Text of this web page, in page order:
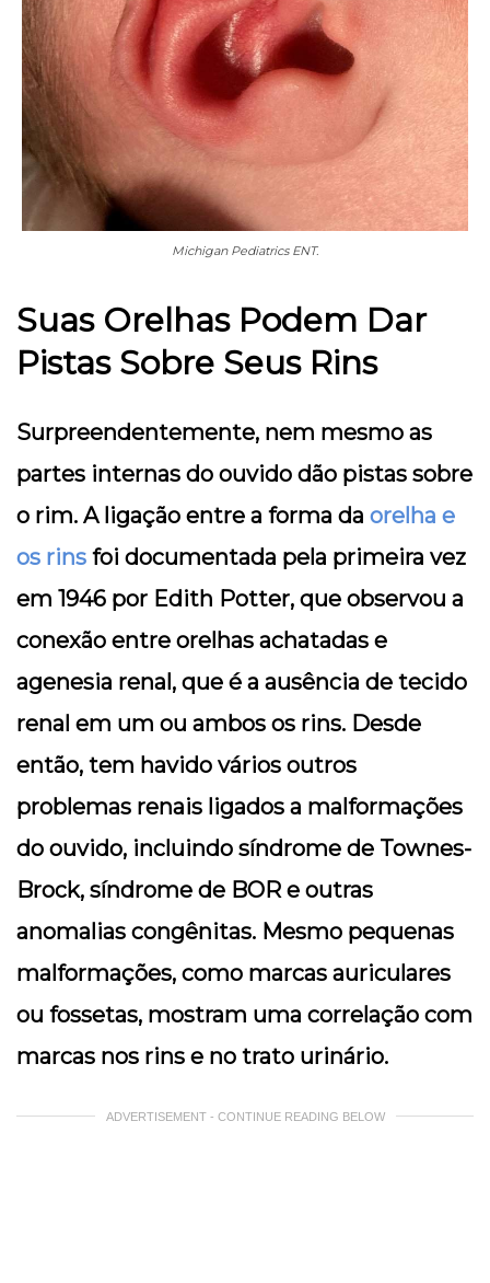
Michigan Pediatrics ENT.
Suas Orelhas Podem Dar
Pistas Sobre Seus Rins
Surpreendentemente, nem mesmo as
partes internas do ouvido dão pistas sobre
o rim. A ligação entre a forma da orelha e
os rins foi documentada pela primeira vez
em 1946 por Edith Potter, que observou a
conexão entre orelhas achatadas e
agenesia renal, que é a ausência de tecido
renal em um ou ambos os rins. Desde
então, tem havido vários outros
problemas renais ligados a malformações
do ouvido, incluindo síndrome de Townes-
Brock, síndrome de BOR e outras
anomalias congênitas. Mesmo pequenas
malformações, como marcas auriculares
ou fossetas, mostram uma correlação com
marcas nos rins e no trato urinário.
ADVERTISEMENT - CONTINUE READING BELOW